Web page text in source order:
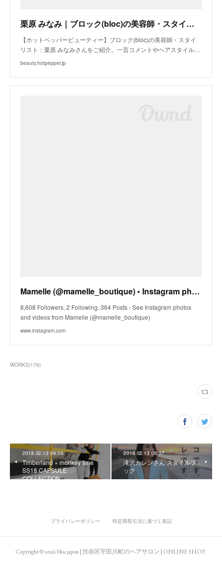
栗原 みなみ｜ブロック(bloc)の美容師・スタイリスト｜ホットペッパービューティー
【ホットペッパービューティー】ブロック(bloc)の美容師・スタイ
リスト：栗原 みなみさんをご紹介。一言コメントやヘアスタイル…
beauty.hotpepper.jp
Mamelle (@mamelle_boutique) • Instagram photos and videos
8,608 Followers, 2 Following, 364 Posts - See Instagram photos
and videos from Mamelle (@mamelle_boutique)
www.instagram.com
WORKS(179)
2018.02.13 09:09
Timberland × monkey time
SS18 CAPSULE
COLLECTION
2018.02.13 08:37
滝沢カレンさん スタイルブ
ック
プライバシーポリシー 特定商取引法に基づく表記
Copyright ©2026bloc japon | 渋谷区宇田川町のヘアサロン | ONLINE SHOP.